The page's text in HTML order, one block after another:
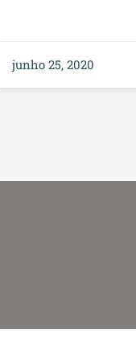
junho 25, 2020